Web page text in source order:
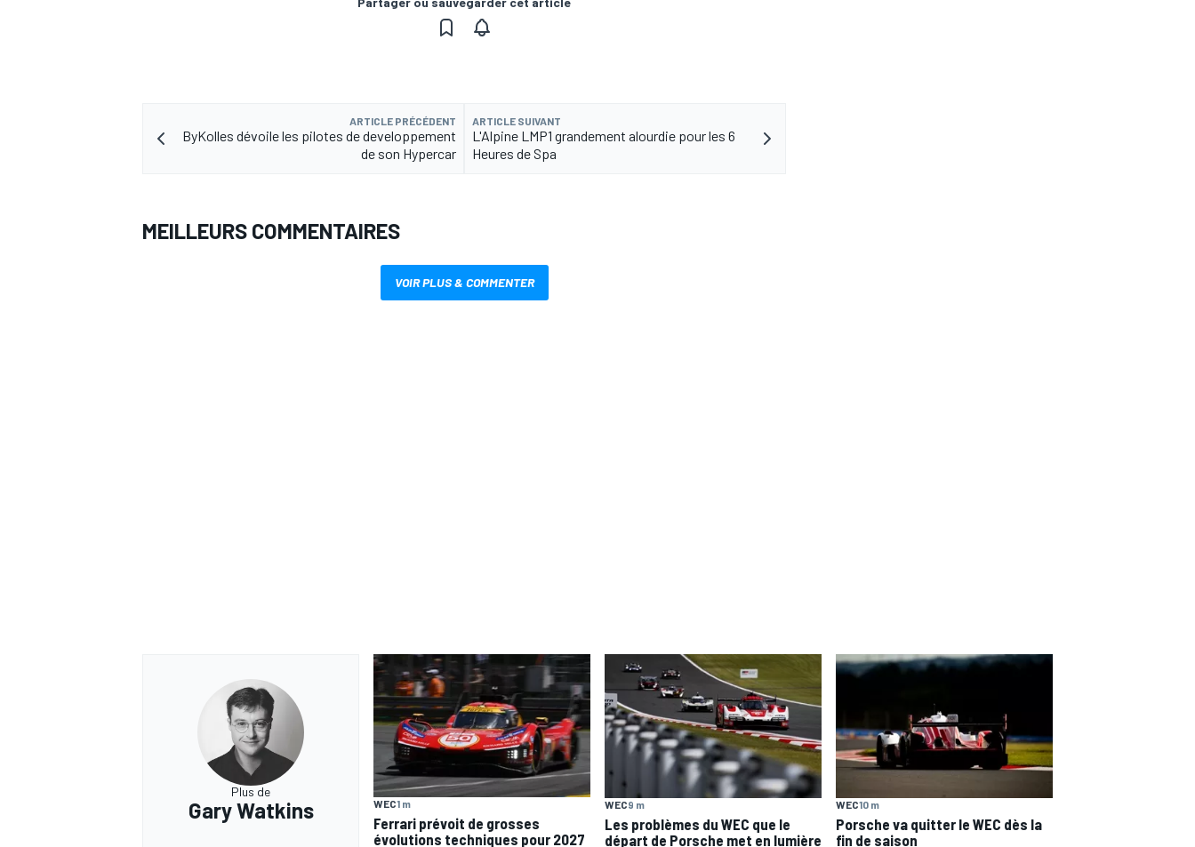
ARTICLE PRÉCÉDENT
ByKolles dévoile les pilotes de developpement
de son Hypercar
ARTICLE SUIVANT
L'Alpine LMP1 grandement alourdie pour les 6
Heures de Spa
MEILLEURS COMMENTAIRES
VOIR PLUS & COMMENTER
Plus de
Gary Watkins WEC1 m
Ferrari prévoit de grosses
évolutions techniques pour 2027
WEC9 m
Les problèmes du WEC que le
départ de Porsche met en lumière
WEC10 m
Porsche va quitter le WEC dès la
fin de saison